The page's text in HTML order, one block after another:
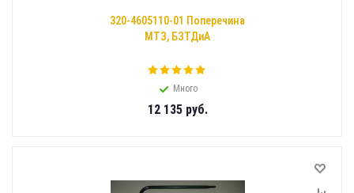
320-4605110-01 Поперечина
МТЗ, БЗТДиА
Много
12 135руб.